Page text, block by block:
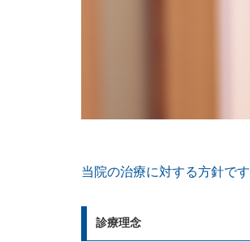
当院の治療に対する方針です
診療理念